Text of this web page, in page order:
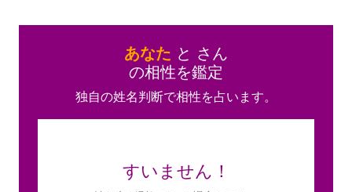
あなた と さん
の相性を鑑定
独自の姓名判断で相性を占います。
すいません！